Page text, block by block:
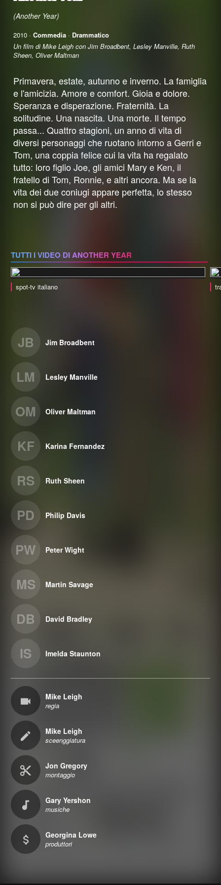
(Another Year)
2010 · Commedia· Drammatico
Un film di Mike Leigh con Jim Broadbent, Lesley Manville, Ruth
Sheen, Oliver Maltman
Primavera, estate, autunno e inverno. La famiglia
e l'amicizia. Amore e comfort. Gioia e dolore.
Speranza e disperazione. Fraternità. La
solitudine. Una nascita. Una morte. Il tempo
passa... Quattro stagioni, un anno di vita di
diversi personaggi che ruotano intorno a Gerri e
Tom, una coppia felice cui la vita ha regalato
tutto: loro figlio Joe, gli amici Mary e Ken, il
fratello di Tom, Ronnie, e altri ancora. Ma se la
vita dei due coniugi appare perfetta, lo stesso
non si può dire per gli altri.
TUTTI I VIDEO DI ANOTHER YEAR
spot-tv italiano
JB Jim Broadbent
LM Lesley Manville
OM Oliver Maltman
KF Karina Fernandez
RS Ruth Sheen
PD Philip Davis
PW Peter Wight
MS Martin Savage
DB David Bradley
IS Imelda Staunton
Mike Leigh
regia
Mike Leigh
sceenggiatura
Jon Gregory
montaggio
Gary Yershon
musiche
Georgina Lowe
produttori